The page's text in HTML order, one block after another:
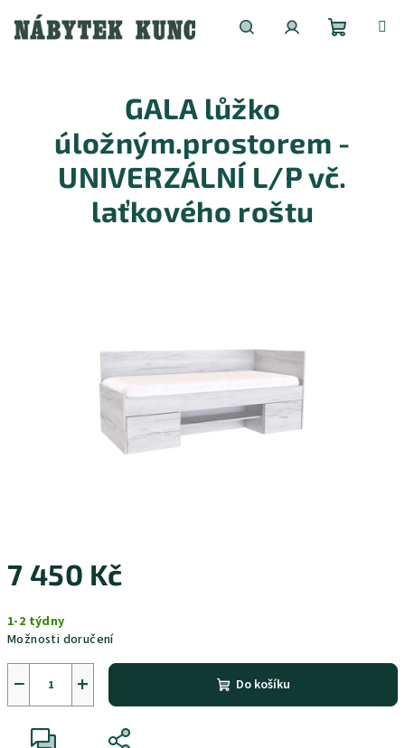
obsah
7 450 Kč
cena:
1-2 týdny
Možnosti doručení
+
− Do košíku
GALA lůžko
úložným.prostorem -
UNIVERZÁLNÍ L/P vč.
laťkového roštu